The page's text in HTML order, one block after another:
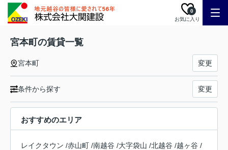
お気に入り
0
宮本町の賃貸一覧
宮本町 変更
条件から探す 変更
おすすめのエリア
レイクタウン /赤山町 /南越谷 /大字袋山 /北越谷 /越ヶ谷 /